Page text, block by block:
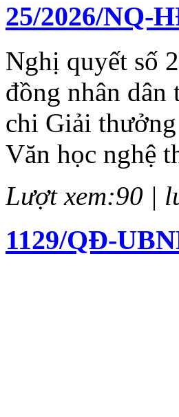
25/2026/NQ-
Nghị quyết số
đồng nhân
chi Giải
Văn học nghệ
Lượt xem:90 |
1129/QĐ-